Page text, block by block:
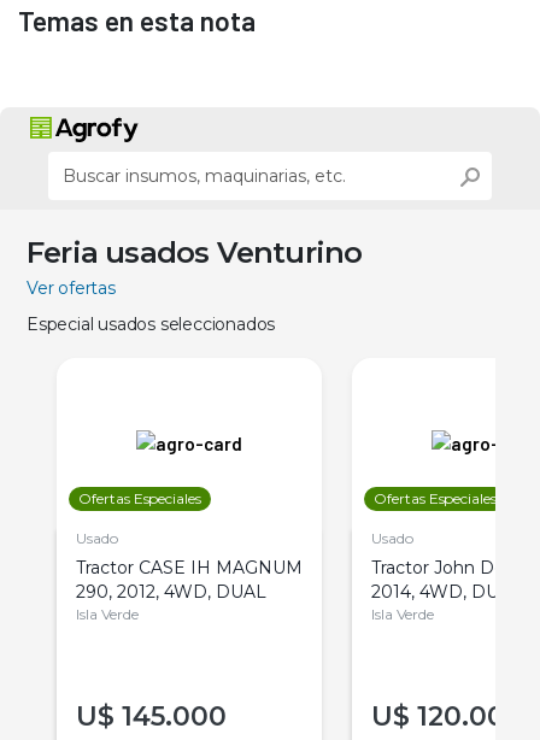
Temas en esta nota
Feria usados Venturino
Ver ofertas
Especial usados seleccionados
Ofertas Especiales
Usado
Tractor CASE IH MAGNUM
290, 2012, 4WD, DUAL
Isla Verde
U$ 145.000
Ofertas Especiales
Usado
Tractor John Deere
2014, 4WD, DUAL
Isla Verde
U$ 120.000